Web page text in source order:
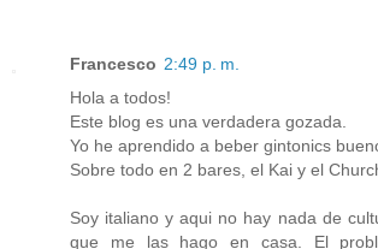
Francesco 2:49 p. m.
Hola a todos!
Este blog es una verdadera gozada.
Yo he aprendido a beber gintonics
Sobre todo en 2 bares, el Kai y el
Soy italiano y aqui no hay nada de
que me las hago en casa. El